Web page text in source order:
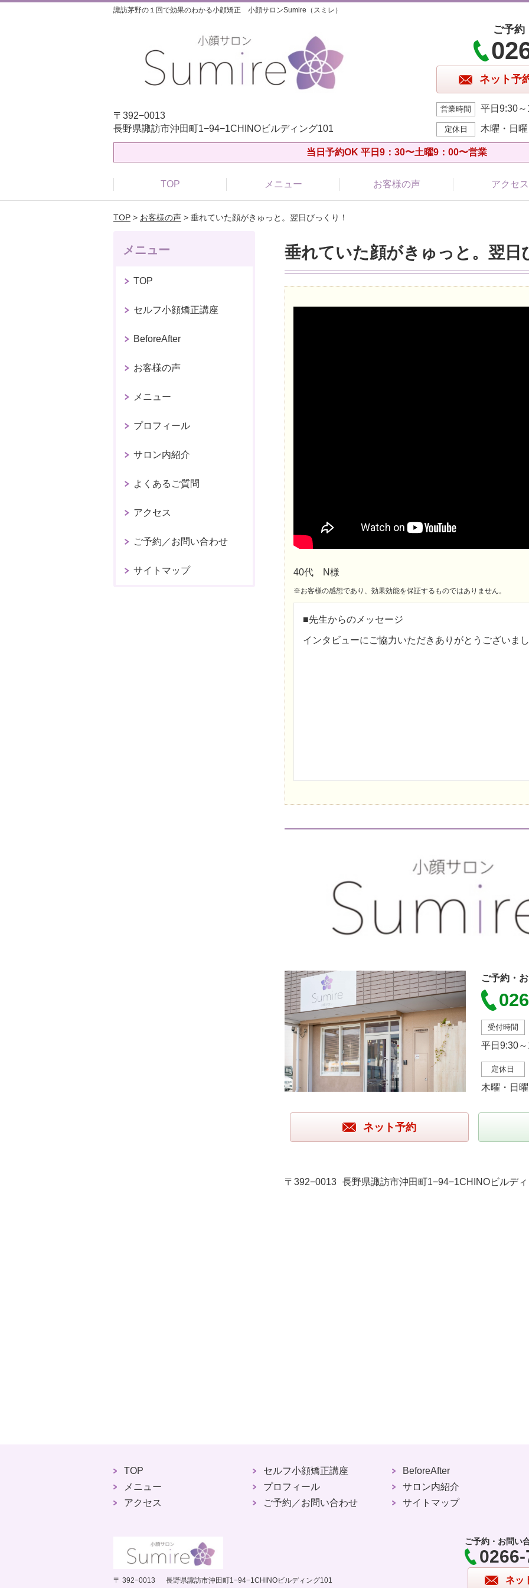
諏訪茅野の１回で効果のわかる小顔矯正 小顔サロンSumire（スミレ）
〒392−0013
長野県諏訪市沖田町1−94−1CHINOビルディング101
ご予約
ネット予
営業時間 平日9:30
定休日 木曜・日
当日予約OK 平日9：30〜土曜9：00〜営業
TOP メニュー お客様の声 アクセス
TOP > お客様の声 > 垂れていた顔がきゅっと。翌日びっくり！
垂れていた顔がきゅっと。翌日
40代 N様
※お客様の感想であり、効果効能を保証するものではありません。
■先生からのメッセージ
インタビューにご協力いただきありがとうございま
ご予約・
受付時間
平日9:30
定休日
木曜・日
ネット予約
〒392−0013 長野県諏訪市沖田町1−94−1CHINOビルデ
メニュー
TOP
セルフ小顔矯正講座
BeforeAfter
お客様の声
メニュー
プロフィール
サロン内紹介
よくあるご質問
アクセス
ご予約／お問い合わせ
サイトマップ
TOP セルフ小顔矯正講座
BeforeAfter
メニュー
プロフィール
サロン内紹介
アクセス
ご予約／お問い合わせ サイトマップ
〒 392−0013 長野県諏訪市沖田町1−94−1CHINOビルディング101
ご予約・お問い
ネッ